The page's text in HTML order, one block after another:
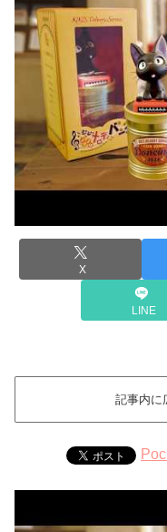
X
LINE
記事内に